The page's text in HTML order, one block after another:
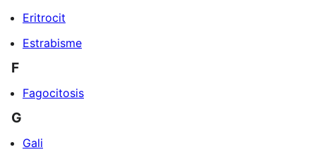
Eritrocit
Estrabisme
F
Fagocitosis
G
Gali